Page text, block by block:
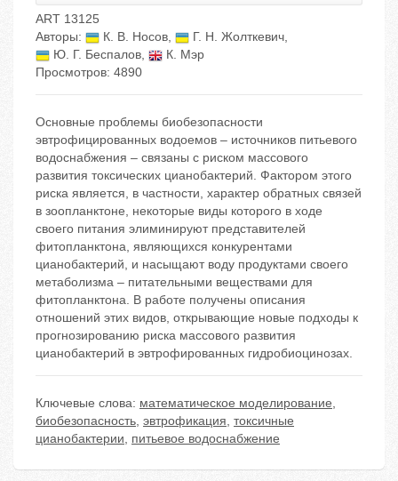
ART 13125
Авторы:
К. В. Носов, Г. Н. Жолткевич,
Ю. Г. Беспалов,
К. Мэр
Просмотров: 4890
Основные проблемы биобезопасности
эвтрофицированных водоемов – источников питьевого
водоснабжения – связаны с риском массового
развития токсических цианобактерий. Фактором этого
риска является, в частности, характер обратных связей
в зоопланктоне, некоторые виды которого в ходе
своего питания элиминируют представителей
фитопланктона, являющихся конкурентами
цианобактерий, и насыщают воду продуктами своего
метаболизма – питательными веществами для
фитопланктона. В работе получены описания
отношений этих видов, открывающие новые подходы к
прогнозированию риска массового развития
цианобактерий в эвтрофированных гидробиоцинозах.
Ключевые слова: математическое моделирование,
биобезопасность, эвтрофикация, токсичные
цианобактерии, питьевое водоснабжение